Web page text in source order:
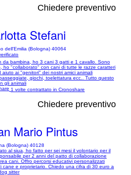
Chiedere preventivo
Stefani
dell'Emilia (Bologna) 40064
da bambina, ho 3 cani 3 gatti e 1 cavallo. Sono
ho "collaborato" con cani di tutte le razze caratteri
aiuto ai "genitori" dei nostri amici animali
giochi, toelettatura ecc.. Tutto questo
gli animali
1 volte contrattato in Cronoshare
Chiedere preventivo
Mario Pintus
(Bologna) 40128
al siua, ho fatto per sei mesi il volontario per il
per 2 anni del patto di collaborazione
cani. Offro percorsi educativi personalizzati
cane e proprietario. Chiedo una cifra di 30 euro a
sitter